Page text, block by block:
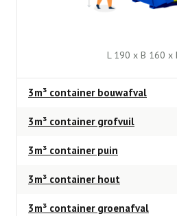
L 190 x B 160 x
3m³ container bouwafval
3m³ container grofvuil
3m³ container puin
3m³ container hout
3m³ container groenafval